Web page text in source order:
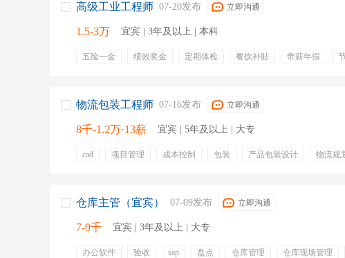
高级工业工程师 07-20发布 立即沟通
1.5-3万 宜宾 | 3年及以上 | 本科
五险一金 绩效奖金 定期体检 餐饮补贴 带薪年假
物流包装工程师 07-16发布 立即沟通
8千-1.2万·13薪 宜宾 | 5年及以上 | 大专
cad 项目管理 成本控制 包装 产品包装设计 物流规
补充医疗保险
仓库主管（宜宾） 07-09发布 立即沟通
7-9千 宜宾 | 3年及以上 | 大专
办公软件 验收 sap 盘点 仓库管理 仓库现场管理